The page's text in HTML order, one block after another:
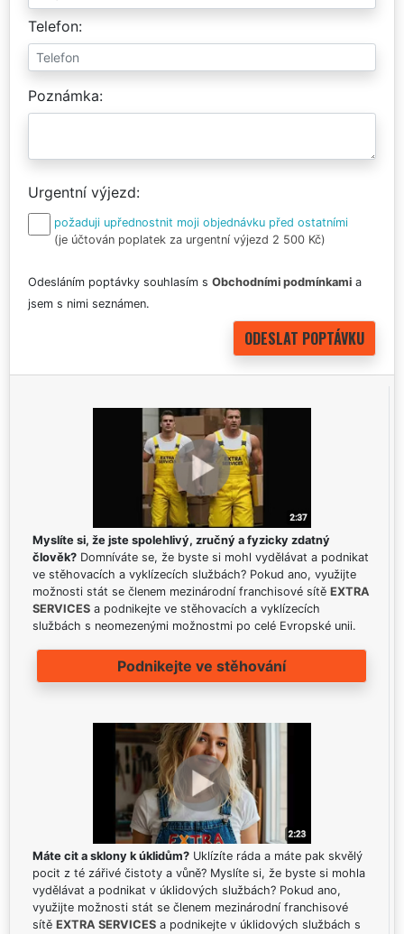
Telefon
Poznámka
Urgentní výjezd
požaduji upřednostnit moji objednávku před ostatními
(je účtován poplatek za urgentní výjezd 2 500 Kč)
Odesláním poptávky souhlasím s Obchodními podmínkami a
jsem s nimi seznámen.
Myslíte si, že jste spolehlivý, zručný a fyzicky zdatný
člověk? Domníváte se, že byste si mohl vydělávat a podnikat
ve stěhovacích a vyklízecích službách? Pokud ano, využijte
možnosti stát se členem mezinárodní franchisové sítě EXTRA
SERVICES a podnikejte ve stěhovacích a vyklízecích
službách s neomezenými možnostmi po celé Evropské unii.
Podnikejte ve stěhování
Máte cit a sklony k úklidům? Uklízíte ráda a máte pak skvělý
pocit z té zářivé čistoty a vůně? Myslíte si, že byste si mohla
vydělávat a podnikat v úklidových službách? Pokud ano,
využijte možnosti stát se členem mezinárodní franchisové
sítě EXTRA SERVICES a podnikejte v úklidových službách s